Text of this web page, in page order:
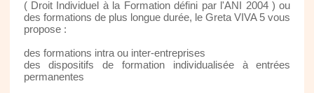
( Droit Individuel à la Formation défini par l'ANI 2004 ) ou
des formations de plus longue durée, le Greta VIVA 5 vous
propose :
des formations intra ou inter-entreprises
des dispositifs de formation individualisée à entrées
permanentes